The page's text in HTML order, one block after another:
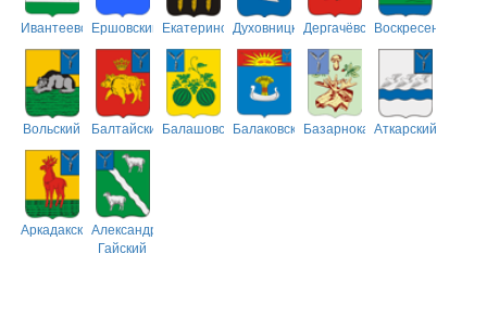
ИвантеевскийЕршовский ЕкатериновскийДуховницкийДергачёвскийВоскресенский
Вольский БалтайскийБалашовскийБалаковскийБазарнокарабулакский
Аткарский
АркадакскийАлександрово-
Гайский